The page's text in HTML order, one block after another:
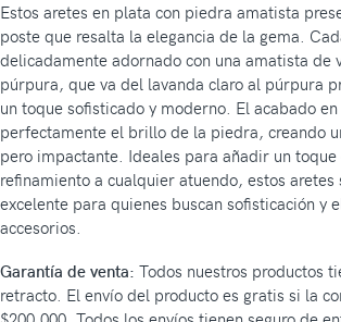
Estos aretes en plata con piedra amatista
poste que resalta la elegancia de la gema.
delicadamente adornado con una amatista de
púrpura, que va del lavanda claro al púrpura
un toque sofisticado y moderno. El acabado
perfectamente el brillo de la piedra, creando
pero impactante. Ideales para añadir un
refinamiento a cualquier atuendo, estos aretes
excelente para quienes buscan sofisticación y
accesorios.
Garantía de venta: Todos nuestros productos
retracto. El envío del producto es gratis si la